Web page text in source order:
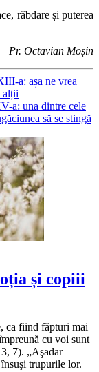
răbdare și puterea
Pr. Octavian Moșin
a: așa ne vrea
alții
a: una dintre cele
să se stingă
și copiii
ca fiind făpturi mai
cu voi sunt
7). „Aşadar
trupurile lor.